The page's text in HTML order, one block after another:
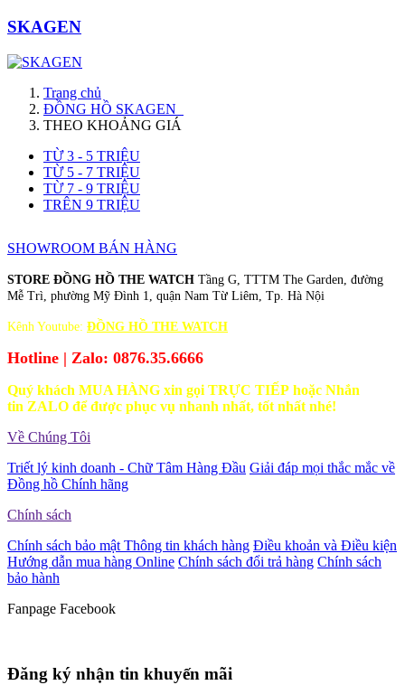
SKAGEN
Trang chủ
ĐỒNG HỒ SKAGEN
THEO KHOẢNG GIÁ
TỪ 3 - 5 TRIỆU
TỪ 5 - 7 TRIỆU
TỪ 7 - 9 TRIỆU
TRÊN 9 TRIỆU
SHOWROOM BÁN HÀNG
STORE ĐỒNG HỒ THE WATCH Tầng G, TTTM The Garden, đường
Mễ Trì, phường Mỹ Đình 1, quận Nam Từ Liêm, Tp. Hà Nội
Kênh Youtube: ĐỒNG HỒ THE WATCH
Hotline | Zalo: 0876.35.6666
Quý khách MUA HÀNG xin gọi TRỰC TIẾP hoặc Nhắn
tin ZALO để được phục vụ nhanh nhất, tốt nhất nhé!
Về Chúng Tôi
Triết lý kinh doanh - Chữ Tâm Hàng Đầu Giải đáp mọi thắc mắc về
Đồng hồ Chính hãng
Chính sách
Chính sách bảo mật Thông tin khách hàng Điều khoản và Điều kiện
Hướng dẫn mua hàng Online Chính sách đổi trả hàng Chính sách
bảo hành
Fanpage Facebook
Đăng ký nhận tin khuyến mãi